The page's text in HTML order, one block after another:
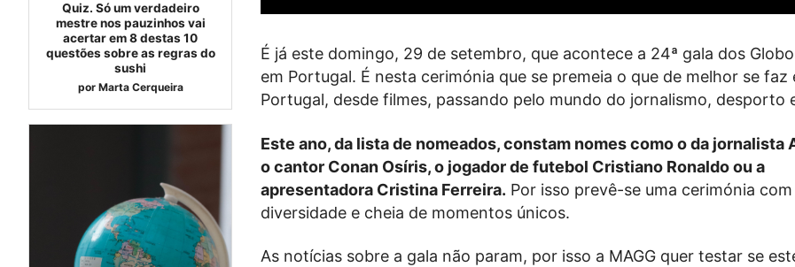
Quiz. Só um verdadeiro
mestre nos pauzinhos vai
acertar em 8 destas 10
questões sobre as regras do
sushi
por Marta Cerqueira
É já este domingo, 29 de setembro, que acontece a 24ª gala dos
em Portugal. É nesta cerimónia que se premeia o que de melhor se faz
Portugal, desde filmes, passando pelo mundo do jornalismo, desporto
Este ano, da lista de nomeados, constam nomes como o da jornalista
o cantor Conan Osíris, o jogador de futebol Cristiano Ronaldo ou a
apresentadora Cristina Ferreira. Por isso prevê-se uma cerimónia
diversidade e cheia de momentos únicos.
As notícias sobre a gala não param, por isso a MAGG quer testar se